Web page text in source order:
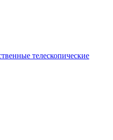
телескопические